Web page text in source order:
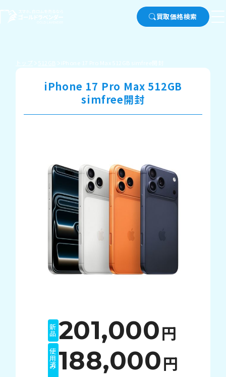
買取価格検索
トップ 512GB iPhone 17 Pro Max 512GB simfree開封
iPhone 17 Pro Max 512GB
simfree開封
新品201,000円
使用済み188,000円